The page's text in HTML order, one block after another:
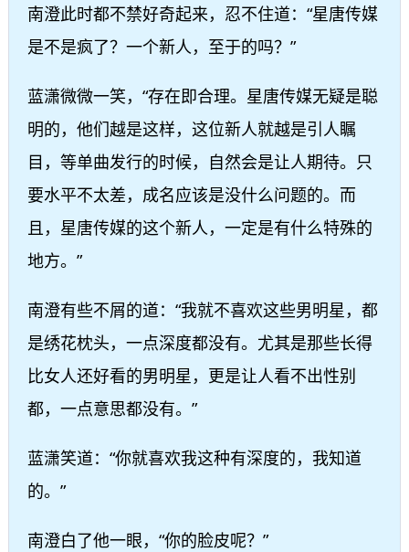
南澄此时都不禁好奇起来，忍不住道：“星唐传媒
是不是疯了？一个新人，至于的吗？”
蓝潇微微一笑，“存在即合理。星唐传媒无疑是聪
明的，他们越是这样，这位新人就越是引人瞩
目，等单曲发行的时候，自然会是让人期待。只
要水平不太差，成名应该是没什么问题的。而
且，星唐传媒的这个新人，一定是有什么特殊的
地方。”
南澄有些不屑的道：“我就不喜欢这些男明星，都
是绣花枕头，一点深度都没有。尤其是那些长得
比女人还好看的男明星，更是让人看不出性别
都，一点意思都没有。”
蓝潇笑道：“你就喜欢我这种有深度的，我知道
的。”
南澄白了他一眼，“你的脸皮呢？”